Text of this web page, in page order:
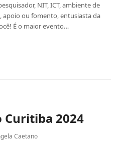
NIT, ICT, ambiente de
apoio ou fomento, entusiasta da
É o maior evento…
Curitiba 2024
Caetano